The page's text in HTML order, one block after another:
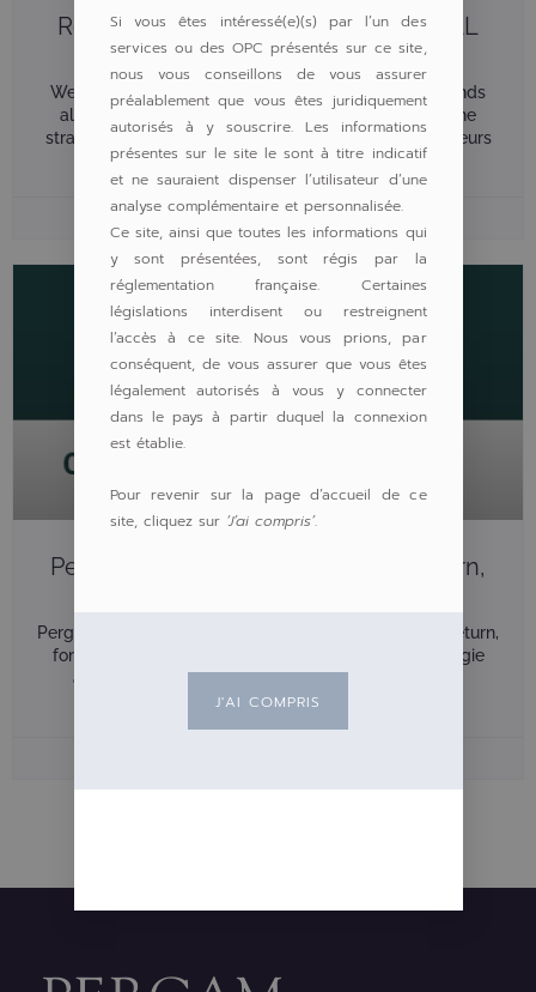
Replay Webinaire PERGAM – CAPITAL
ABSOLUTE RETURN
Webinaire Découvrez Capital Absolute Return, un fonds
alternatif multi-moteurs UCITS Le fonds CAR est une
stratégie ‘absolute return’ qui combine plusieurs moteurs
alternatifs complémentaires au
15 juin 2026
Pergam Lance Capital Absolute Return,
Pergam annonce le lancement de Capital Absolute Return,
fonds UCITS à liquidité quotidienne associant stratégie
absolute return multi-moteurs et partenariat avec
Waystone Pergam annonce le
Si vous êtes intéressé(e)(s) par l’un des
services ou des OPC présentés sur ce site,
nous vous conseillons de vous assurer
préalablement que vous êtes juridiquement
autorisés à y souscrire. Les informations
présentes sur le site le sont à titre indicatif
et ne sauraient dispenser l’utilisateur d’une
analyse complémentaire et personnalisée.
Ce site, ainsi que toutes les informations qui
y sont présentées, sont régis par la
réglementation française. Certaines
législations interdisent ou restreignent
l’accès à ce site. Nous vous prions, par
conséquent, de vous assurer que vous êtes
légalement autorisés à vous y connecter
dans le pays à partir duquel la connexion
est établie.
Pour revenir sur la page d’accueil de ce
site, cliquez sur ‘J’ai compris’.
J'AI COMPRIS